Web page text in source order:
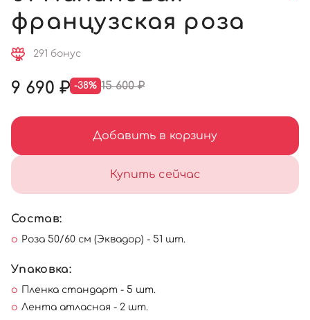
французская роза
291 бонус
9 690 ₽ -38% 15 600 ₽
Добавить в корзину
Купить сейчас
Состав:
Роза 50/60 см (Эквадор) - 51 шт.
Упаковка:
Пленка стандарт - 5 шт.
Лента атласная - 2 шт.